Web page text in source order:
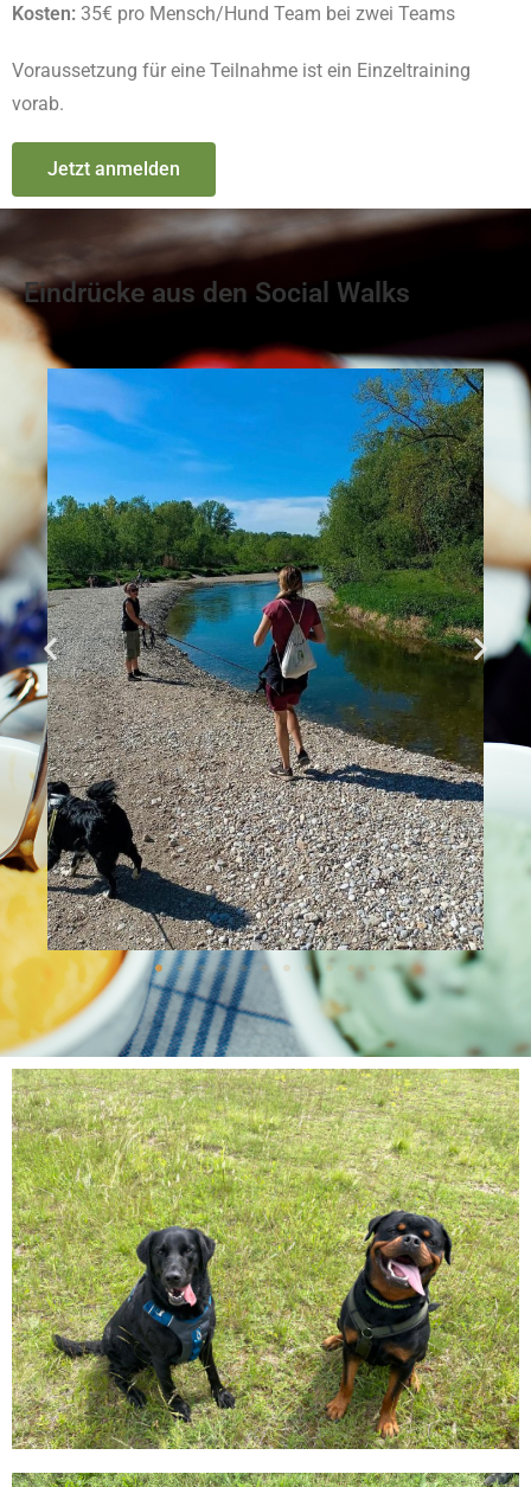
Kosten: 35€ pro Mensch/Hund Team bei zwei Teams
Voraussetzung für eine Teilnahme ist ein Einzeltraining
vorab.
Jetzt anmelden
Eindrücke aus den Social Walks